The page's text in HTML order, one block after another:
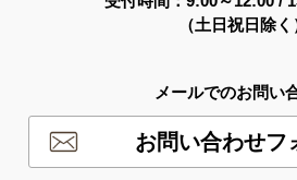
（土日祝日除く
メールでのお問い
お問い合わせフ